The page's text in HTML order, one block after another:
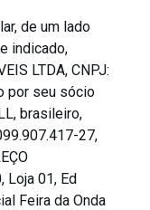
de um lado
indicado,
LTDA, CNPJ:
por seu sócio
brasileiro,
27,
Loja 01, Ed
Feira da Onda